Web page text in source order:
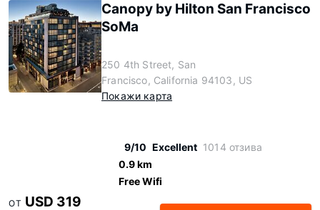
Canopy by Hilton San Francisco
SoMa
250 4th Street, San
Francisco, California 94103, US
Покажи карта
9/10 Excellent 1014 отзива
0.9 km
Free Wifi
ОТ USD 319